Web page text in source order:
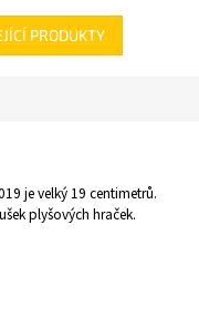
PRODUKTY
je velký 19 centimetrů.
plyšových hraček.